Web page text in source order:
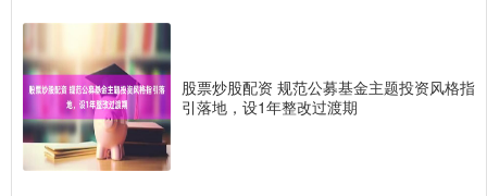
168配资网 2026-07-25
美国国土安全部宣布最终规则杠杆炒股网站，将F类和J类学生签证
的停留期限限定为持有人课程的时长，最长不超过四年。 国土安全
股票配资全攻略 魔兽：地下堡名人堂不再限名额！首周单刷就能
拿，选对职业就能进
168配资网 2026-07-28
股票炒股配资 规范公募基金主题投资风格指
引落地，设1年整改过渡期